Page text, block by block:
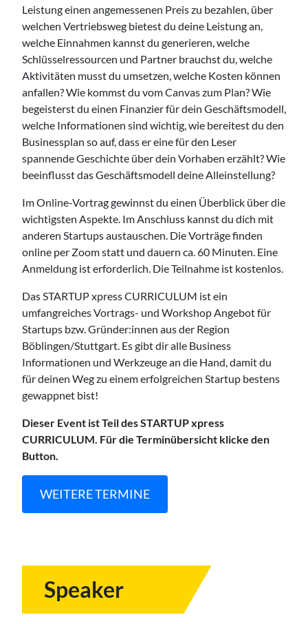
Leistung einen angemessenen Preis zu bezahlen, über
welchen Vertriebsweg bietest du deine Leistung an,
welche Einnahmen kannst du generieren, welche
Schlüsselressourcen und Partner brauchst du, welche
Aktivitäten musst du umsetzen, welche Kosten können
anfallen? Wie kommst du vom Canvas zum Plan? Wie
begeisterst du einen Finanzier für dein Geschäftsmodell,
welche Informationen sind wichtig, wie bereitest du den
Businessplan so auf, dass er eine für den Leser
spannende Geschichte über dein Vorhaben erzählt? Wie
beeinflusst das Geschäftsmodell deine Alleinstellung?
Im Online-Vortrag gewinnst du einen Überblick über die
wichtigsten Aspekte. Im Anschluss kannst du dich mit
anderen Startups austauschen. Die Vorträge finden
online per Zoom statt und dauern ca. 60 Minuten. Eine
Anmeldung ist erforderlich. Die Teilnahme ist kostenlos.
Das STARTUP xpress CURRICULUM ist ein
umfangreiches Vortrags- und Workshop Angebot für
Startups bzw. Gründer:innen aus der Region
Böblingen/Stuttgart. Es gibt dir alle Business
Informationen und Werkzeuge an die Hand, damit du
für deinen Weg zu einem erfolgreichen Startup bestens
gewappnet bist!
Dieser Event ist Teil des STARTUP xpress
CURRICULUM. Für die Terminübersicht klicke den
Button.
WEITERE TERMINE
Speaker